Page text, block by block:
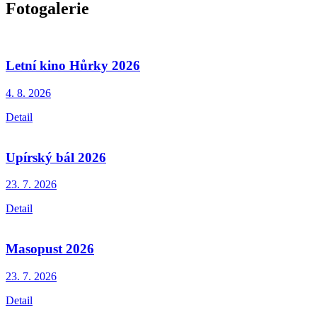
Fotogalerie
Letní kino Hůrky 2026
4. 8. 2026
Detail
Upírský bál 2026
23. 7. 2026
Detail
Masopust 2026
23. 7. 2026
Detail